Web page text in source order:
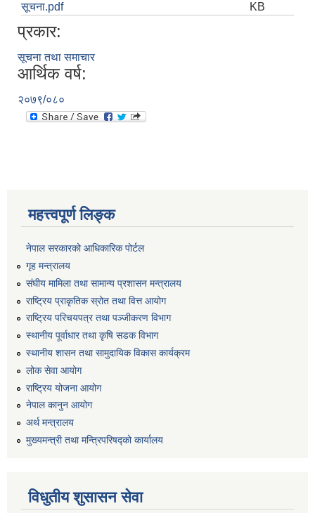
सूचना.pdf
KB
प्रकार:
सूचना तथा समाचार
आर्थिक वर्ष:
२०७९/०८०
महत्त्वपूर्ण लिङ्क
नेपाल सरकारको आधिकारिक पोर्टल
गृह मन्त्रालय
संघीय मामिला तथा सामान्य प्रशासन मन्त्रालय
राष्ट्रिय प्राकृतिक स्रोत तथा वित्त आयोग
राष्ट्रिय परिचयपत्र तथा पञ्जीकरण विभाग
स्थानीय पूर्वाधार तथा कृषि सडक विभाग
स्थानीय शासन तथा सामुदायिक विकास कार्यक्रम
लोक सेवा आयोग
राष्ट्रिय योजना आयोग
नेपाल कानुन आयोग
अर्थ मन्त्रालय
मुख्यमन्त्री तथा मन्त्रिपरिषद्को कार्यालय
विधुतीय शुसासन सेवा